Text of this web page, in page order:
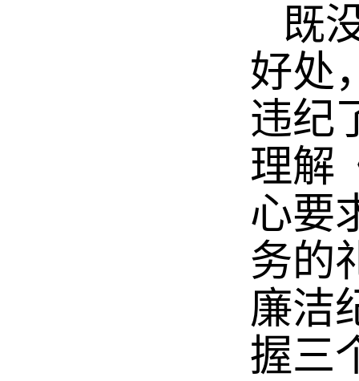
既
好处
违纪
理解
心要
务的
廉洁
握三